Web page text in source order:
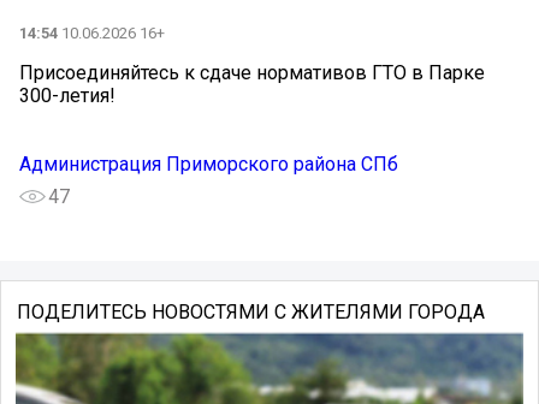
14:54 10.06.2026 16+
Присоединяйтесь к сдаче нормативов ГТО в Парке
300-летия!
Администрация Приморского района СПб
47
ПОДЕЛИТЕСЬ НОВОСТЯМИ С ЖИТЕЛЯМИ ГОРОДА